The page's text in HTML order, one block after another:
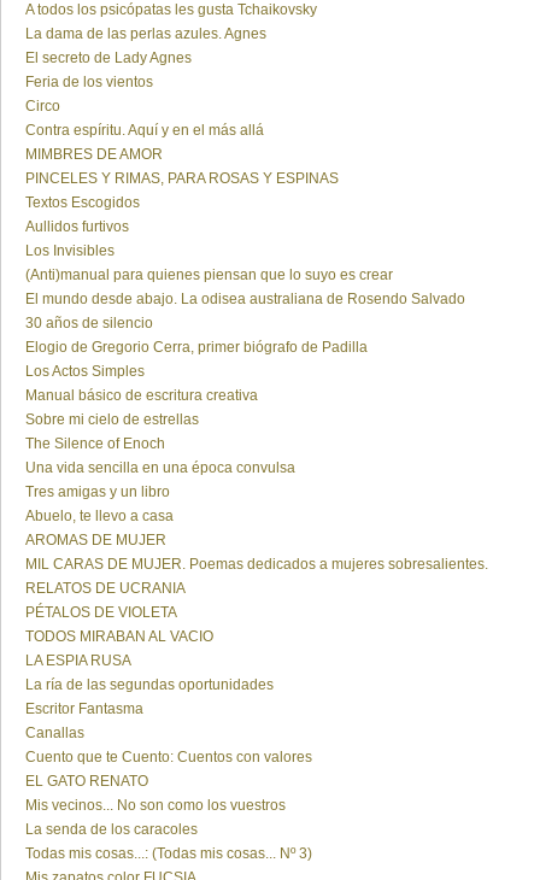
A todos los psicópatas les gusta Tchaikovsky
La dama de las perlas azules. Agnes
El secreto de Lady Agnes
Feria de los vientos
Circo
Contra espíritu. Aquí y en el más allá
MIMBRES DE AMOR
PINCELES Y RIMAS, PARA ROSAS Y ESPINAS
Textos Escogidos
Aullidos furtivos
Los Invisibles
(Anti)manual para quienes piensan que lo suyo es crear
El mundo desde abajo. La odisea australiana de Rosendo Salvado
30 años de silencio
Elogio de Gregorio Cerra, primer biógrafo de Padilla
Los Actos Simples
Manual básico de escritura creativa
Sobre mi cielo de estrellas
The Silence of Enoch
Una vida sencilla en una época convulsa
Tres amigas y un libro
Abuelo, te llevo a casa
AROMAS DE MUJER
MIL CARAS DE MUJER. Poemas dedicados a mujeres sobresalientes.
RELATOS DE UCRANIA
PÉTALOS DE VIOLETA
TODOS MIRABAN AL VACIO
LA ESPIA RUSA
La ría de las segundas oportunidades
Escritor Fantasma
Canallas
Cuento que te Cuento: Cuentos con valores
EL GATO RENATO
Mis vecinos... No son como los vuestros
La senda de los caracoles
Todas mis cosas...: (Todas mis cosas... Nº 3)